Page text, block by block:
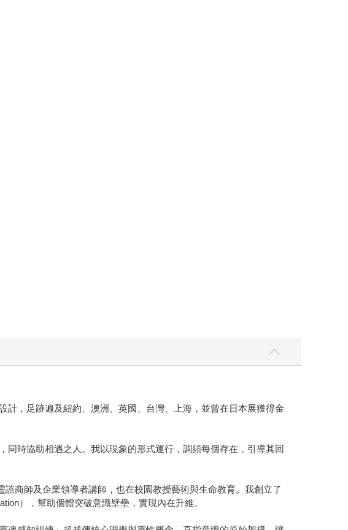
，足跡遍及紐約、澳洲、英國、台灣、上海，並曾在日本展獲得金
時協助相遇之人。我以現象的形式運行，調頻每個存在，引導其回
商師及企業領導者講師，也在校園教授藝術與生命教育。我創立了
），幫助個體突破意識壁壘，實現內在升維。